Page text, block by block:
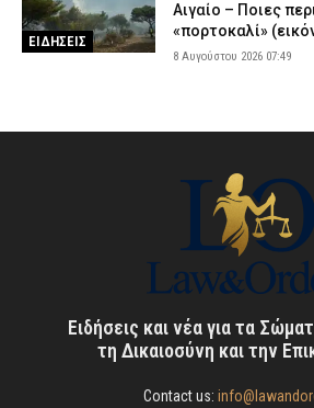
ΕΙΔΗΣΕΙΣ
Αιγαίο – Ποιες
«πορτοκαλί»
8 Αυγούστου 2026 07:49
Ειδήσεις και νέα για τα
τη Δικαιοσύνη και την
Contact us: